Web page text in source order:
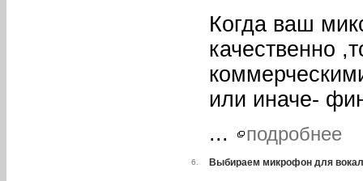
Когда ваш
качественно
или иначе-
...
подробнее
6. Выбираем микрофон для